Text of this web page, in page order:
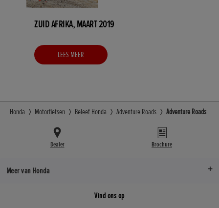
ZUID AFRIKA, MAART 2019
LEES MEER
Honda Motorfietsen Beleef Honda Adventure Roads Adventure Roads
Dealer Brochure
Meer van Honda
Vind ons op